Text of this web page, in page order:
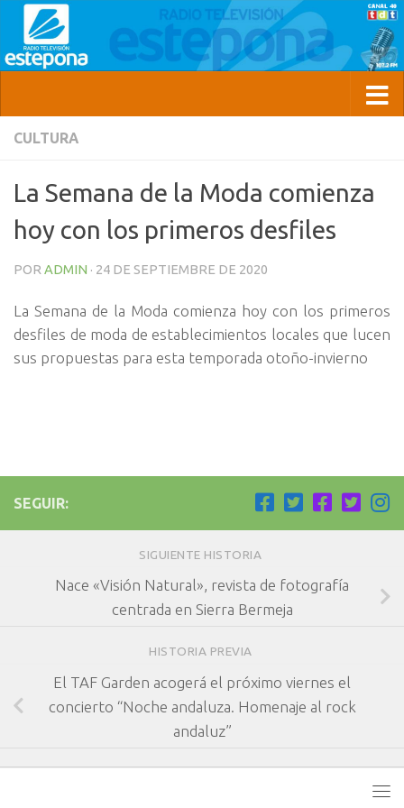
CULTURA
La Semana de la Moda comienza
hoy con los primeros desfiles
POR ADMIN · 24 DE SEPTIEMBRE DE 2020
La Semana de la Moda comienza hoy con los primeros
desfiles de moda de establecimientos locales que lucen
sus propuestas para esta temporada otoño-invierno
SEGUIR:
SIGUIENTE HISTORIA
Nace «Visión Natural», revista de fotografía
centrada en Sierra Bermeja
HISTORIA PREVIA
El TAF Garden acogerá el próximo viernes el
concierto “Noche andaluza. Homenaje al rock
andaluz”